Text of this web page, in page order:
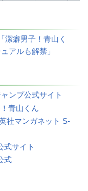
潔癖男子！青山く
アルも解禁」
ンプ公式サイト
青山くん
社マンガネット S-
式サイト
式